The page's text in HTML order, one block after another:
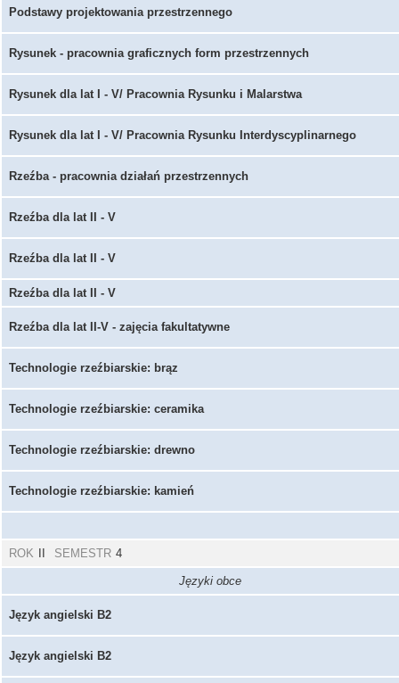
Podstawy projektowania przestrzennego
Rysunek - pracownia graficznych form przestrzennych
Rysunek dla lat I - V/ Pracownia Rysunku i Malarstwa
Rysunek dla lat I - V/ Pracownia Rysunku Interdyscyplinarnego
Rzeźba - pracownia działań przestrzennych
Rzeźba dla lat II - V
Rzeźba dla lat II - V
Rzeźba dla lat II - V
Rzeźba dla lat II-V - zajęcia fakultatywne
Technologie rzeźbiarskie: brąz
Technologie rzeźbiarskie: ceramika
Technologie rzeźbiarskie: drewno
Technologie rzeźbiarskie: kamień
ROK SEMESTR 4
Języki obce
Język angielski B2
Język angielski B2